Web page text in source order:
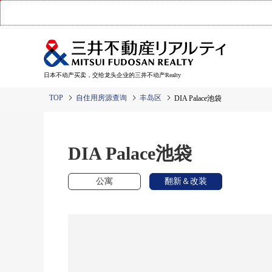
日本不动产买卖，交给龙头企业的三井不动产Realty
TOP 自住用房源查询 丰岛区 DIA Palace池袋
DIA Palace池袋
公寓 翻新＆改装